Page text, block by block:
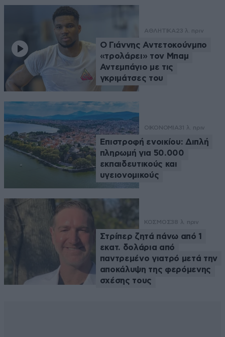
ΑΘΛΗΤΙΚΑ23 λ. πριν
Ο Γιάννης Αντετοκούνμπο
«τρολάρει» τον Μπαμ
Αντεμπάγιο με τις
γκριμάτσες του
ΟΙΚΟΝΟΜΙΑ31 λ. πριν
Επιστροφή ενοικίου: Διπλή
πληρωμή για 50.000
εκπαιδευτικούς και
υγειονομικούς
ΚΟΣΜΟΣ38 λ. πριν
Στρίπερ ζητά πάνω από 1
εκατ. δολάρια από
παντρεμένο γιατρό μετά την
αποκάλυψη της φερόμενης
σχέσης τους